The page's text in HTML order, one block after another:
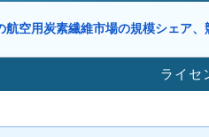
航空用炭素繊維市場の規模シェア
ライセ